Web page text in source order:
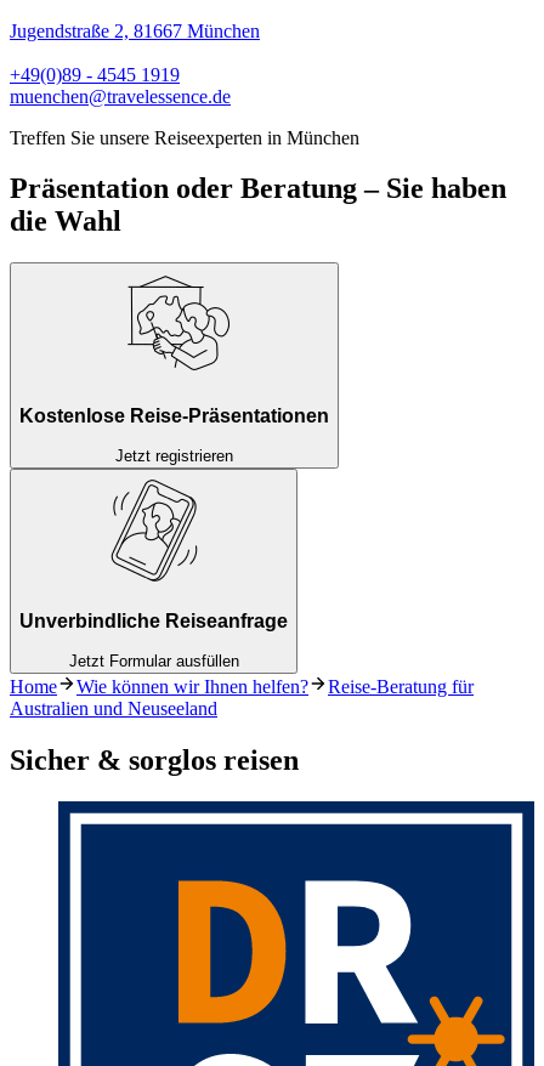
Jugendstraße 2, 81667 München
+49(0)89 - 4545 1919
muenchen@travelessence.de
Treffen Sie unsere Reiseexperten in München
Präsentation oder Beratung – Sie haben
die Wahl
Kostenlose Reise-Präsentationen
Jetzt registrieren
Unverbindliche Reiseanfrage
Jetzt Formular ausfüllen
Home Wie können wir Ihnen helfen?
Reise-Beratung für
Australien und Neuseeland
Sicher & sorglos reisen